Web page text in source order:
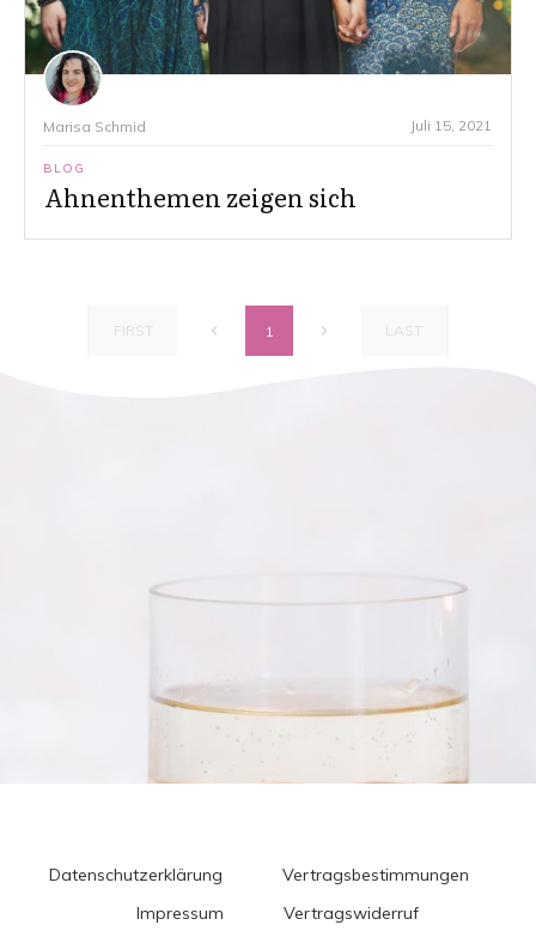
Marisa Schmid Juli 15, 2021
BLOG
Ahnenthemen zeigen sich
FIRST 1 LAST
Datenschutzerklärung
Vertragsbestimmungen
Impressum
Vertragswiderruf